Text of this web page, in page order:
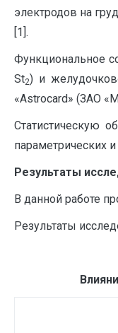
электродов на
[1].
Функциональное
St2) и
«Astrocard» (ЗАО
Статистическую
параметрических
Результаты
В данной работе
Результаты